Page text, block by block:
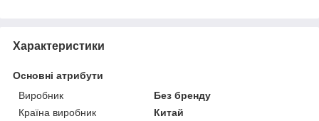
Характеристики
Основні атрибути
Виробник
Без бренду
Країна виробник
Китай